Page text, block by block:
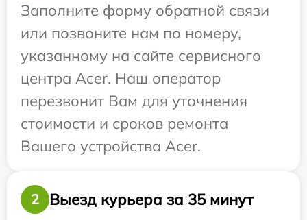
Заполните форму обратной связи
или позвоните нам по номеру,
указанному на сайте сервисного
центра Acer. Наш оператор
перезвонит Вам для уточнения
стоимости и сроков ремонта
Вашего устройства Acer.
2
Выезд курьера за 35 минут